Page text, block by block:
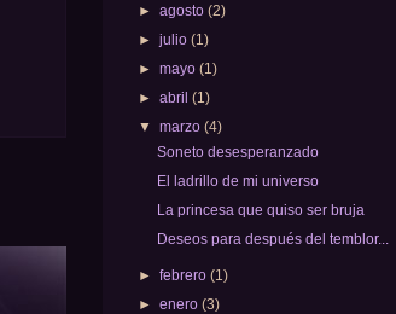
►agosto(2)
►julio(1)
►mayo(1)
►abril(1)
▼marzo(4)
Soneto desesperanzado
El ladrillo de mi universo
La princesa que quiso ser bruja
Deseos para después del temblor...
►febrero(1)
►enero(3)